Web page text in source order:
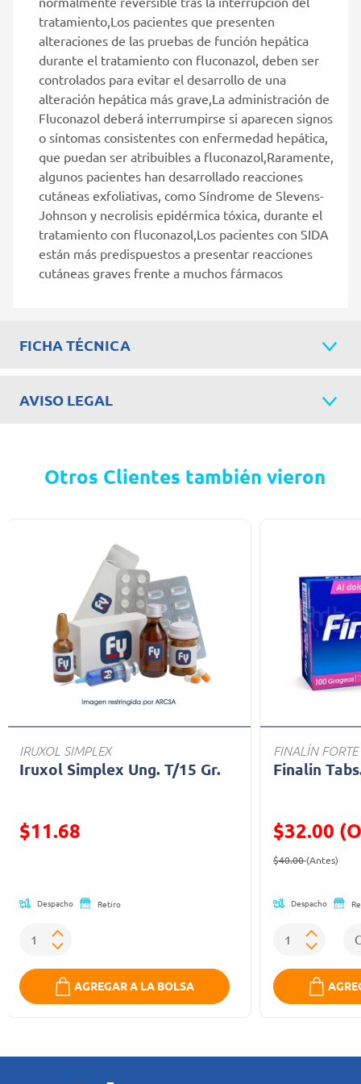
tratamiento,Los pacientes que presenten
alteraciones de las pruebas de función hepática
durante el tratamiento con fluconazol, deben ser
controlados para evitar el desarrollo de una
alteración hepática más grave,La administración de
Fluconazol deberá interrumpirse si aparecen signos
o síntomas consistentes con enfermedad hepática,
que puedan ser atribuibles a fluconazol,Raramente,
algunos pacientes han desarrollado reacciones
cutáneas exfoliativas, como Síndrome de Slevens-
Johnson y necrolisis epidérmica tóxica, durante el
tratamiento con fluconazol,Los pacientes con SIDA
están más predispuestos a presentar reacciones
cutáneas graves frente a muchos fármacos
FICHA TÉCNICA
AVISO LEGAL
Otros Clientes también vieron
IRUXOL SIMPLEX
Iruxol Simplex Ung. T/15 Gr.
$11.68
Despacho Retiro
AGREGAR A LA BOLSA
FINALÍN FORTE
Finalin
$32.00
Precio
$40.00(Antes)
Despacho